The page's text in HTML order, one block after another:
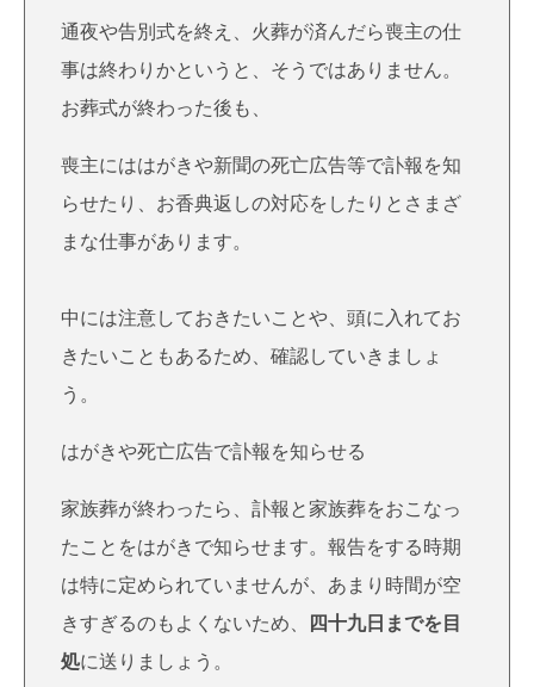
通夜や告別式を終え、火葬が済んだら喪主の仕
事は終わりかというと、そうではありません。
お葬式が終わった後も、
喪主にははがきや新聞の死亡広告等で訃報を知
らせたり、お香典返しの対応をしたりとさまざ
まな仕事があります。
中には注意しておきたいことや、頭に入れてお
きたいこともあるため、確認していきましょ
う。
はがきや死亡広告で訃報を知らせる
家族葬が終わったら、訃報と家族葬をおこなっ
たことをはがきで知らせます。報告をする時期
は特に定められていませんが、あまり時間が空
きすぎるのもよくないため、
四十九日までを目
処に送りましょう。